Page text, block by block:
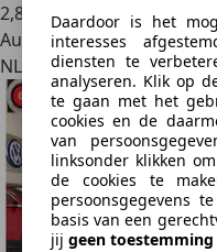
Daardoor is het
interesses
diensten te
analyseren. Klik op
te gaan met het
cookies en de
van
linksonder klikken
de cookies te
persoonsgegevens
basis van een
jij geen
2,8
Autobedrijf
NL 3771 MT